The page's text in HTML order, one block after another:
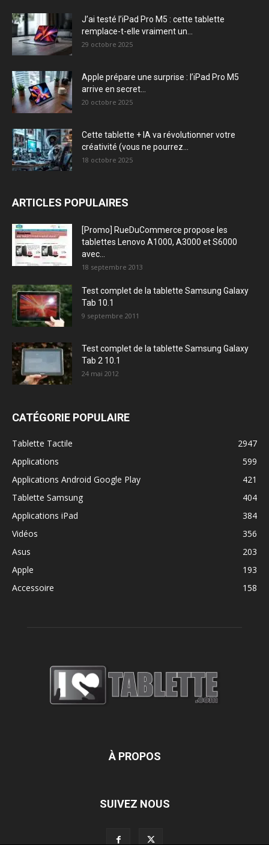
J’ai testé l’iPad Pro M5 : cette tablette
remplace-t-elle vraiment un...
29 octobre 2025
Apple prépare une surprise : l’iPad Pro M5
arrive en secret...
20 octobre 2025
Cette tablette + IA va révolutionner votre
créativité (vous ne pourrez...
18 octobre 2025
ARTICLES POPULAIRES
[Promo] RueDuCommerce propose les
tablettes Lenovo A1000, A3000 et S6000
avec...
18 septembre 2013
Test complet de la tablette Samsung Galaxy
Tab 10.1
9 septembre 2011
Test complet de la tablette Samsung Galaxy
Tab 2 10.1
24 mai 2012
CATÉGORIE POPULAIRE
Tablette Tactile
2947
Applications
599
Applications Android Google Play
421
Tablette Samsung
404
Applications iPad
384
Vidéos
356
Asus
203
Apple
193
Accessoire
158
À PROPOS
SUIVEZ NOUS